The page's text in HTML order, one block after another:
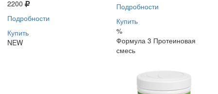
2200
Подробности
Купить
NEW
Подробности
Купить
%
Формула 3 Протеиновая
смесь